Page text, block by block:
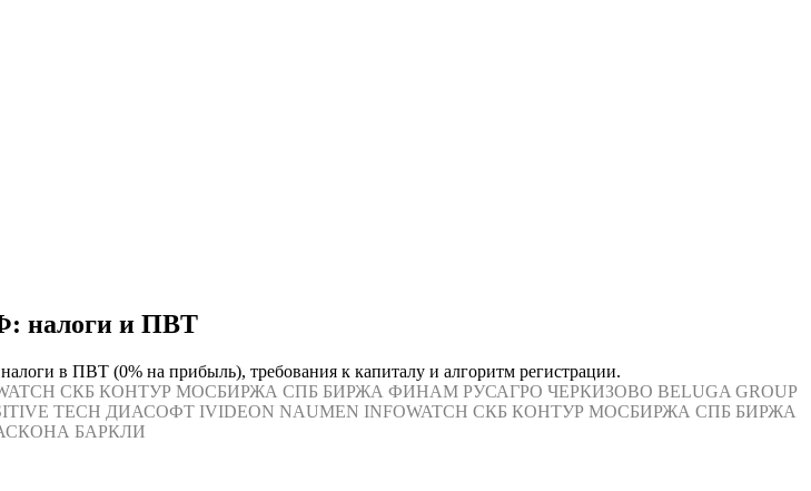
налоги и ПВТ
в ПВТ (0% на прибыль), требования к капиталу и алгоритм регистрации.
СКБ КОНТУР МОСБИРЖА СПБ БИРЖА ФИНАМ РУСАГРО ЧЕРКИЗОВО BELUGA GROUP
TECH ДИАСОФТ IVIDEON NAUMEN INFOWATCH СКБ КОНТУР МОСБИРЖА СПБ БИРЖА
БАРКЛИ